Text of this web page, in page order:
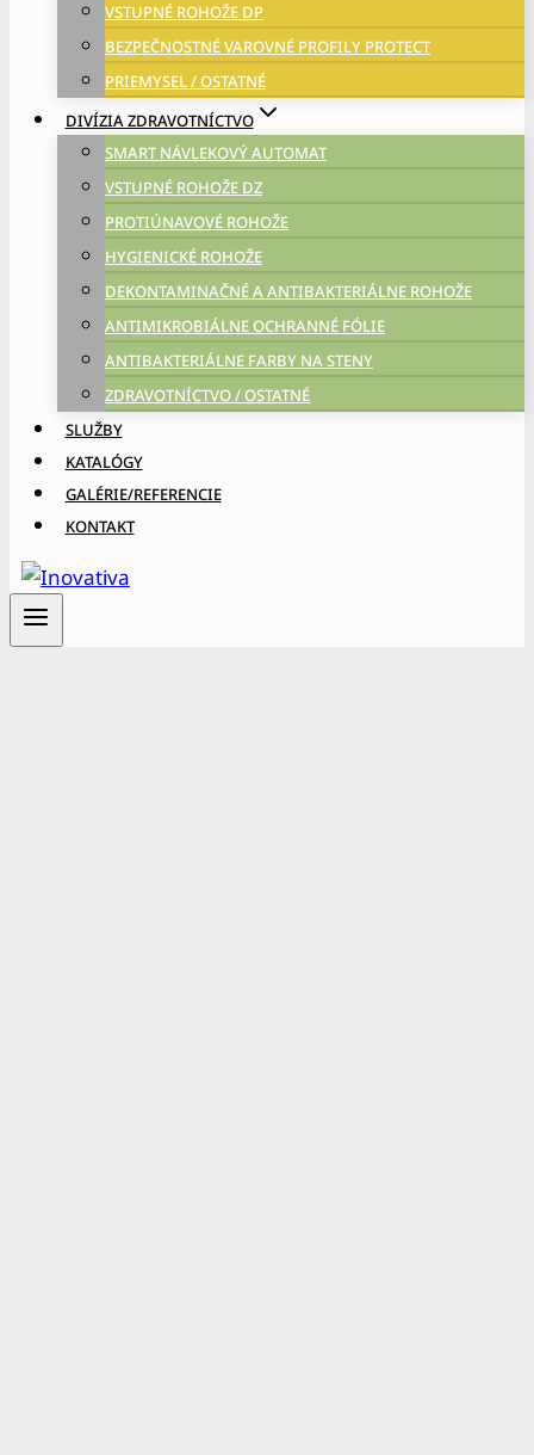
VSTUPNÉ ROHOŽE DP
BEZPEČNOSTNÉ VAROVNÉ PROFILY PROTECT
PRIEMYSEL / OSTATNÉ
DIVÍZIA ZDRAVOTNÍCTVO
SMART NÁVLEKOVÝ AUTOMAT
VSTUPNÉ ROHOŽE DZ
PROTIÚNAVOVÉ ROHOŽE
HYGIENICKÉ ROHOŽE
DEKONTAMINAČNÉ A ANTIBAKTERIÁLNE ROHOŽE
ANTIMIKROBIÁLNE OCHRANNÉ FÓLIE
ANTIBAKTERIÁLNE FARBY NA STENY
ZDRAVOTNÍCTVO / OSTATNÉ
SLUŽBY
KATALÓGY
GALÉRIE/REFERENCIE
KONTAKT